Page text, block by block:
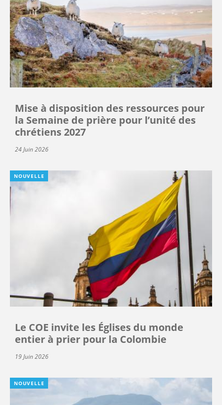
Mise à disposition des ressources pour
la Semaine de prière pour l’unité des
chrétiens 2027
24 Juin 2026
NOUVELLE
Le COE invite les Églises du monde
entier à prier pour la Colombie
19 Juin 2026
NOUVELLE